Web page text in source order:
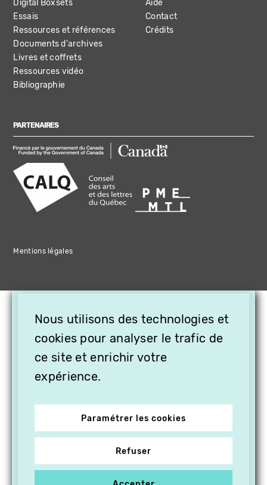
Digital Boxsets
Essais
Ressources et références
Documents d'archives
Livres et coffrets
Ressources vidéo
Bibliographie
Aide
Contact
Crédits
PARTENAIRES
Mentions légales
Nous utilisons des technologies et
cookies pour analyser le trafic de
ce site et enrichir votre
expérience.
Paramétrer les cookies
Refuser
OFFREZ LA VIDÉO EN
CADEAU, ABONNEZ VOS
PROCHES À VITHÈQUE !